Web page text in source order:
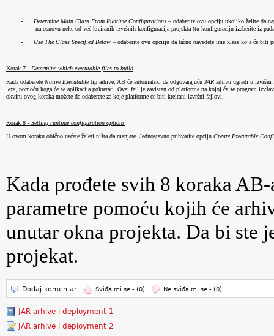
- Determine Main Class From Runtime Configurations – odaberite ovu opciju ukoliko želite da
na osnovu neke od već kreiranih izvršnih konfiguracija projekta (tu konfiguraciju izaberite iz
-
Use The Class Specified Below – odaberite ovu opciiju da tačno navedete ime klase koja će biti
Korak 7 - Determine which executable files to build
Kada odaberete Native Executable tip arhive, AB će automatski da odgovarajuću JAR arhivu ugradi u
exe, pomoću koga će se aplikacija pokretati. Ovaj fajl je zavistan od platforme na kojoj će se program
okviru ovog koraka možete da odaberete za koje platforme će biti kreirani izvršni fajlovi.
Korak 8 - Setting runtime configuration options
U ovom koraku obično nećete želeti ništa da menjate. Jednostavno prihvatite opciju Create Executable
Kada prođete svih 8 koraka
parametre pomoću kojih će
unutar okna projekta. Da bi ste
projekat.
Dodaj komentar Sviđa mi se - (0) Ne sviđa mi se - (0)
JAR arhive i deployment 1
JAR arhive i deployment 2